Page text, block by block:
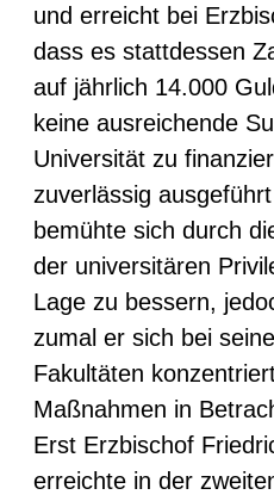
und erreicht bei
dass es stattdessen
auf jährlich 14.000
keine ausreichende
Universität zu
zuverlässig
bemühte sich durch
der universitären
Lage zu bessern,
zumal er sich bei
Fakultäten
Maßnahmen in
Erst Erzbischof
erreichte in der